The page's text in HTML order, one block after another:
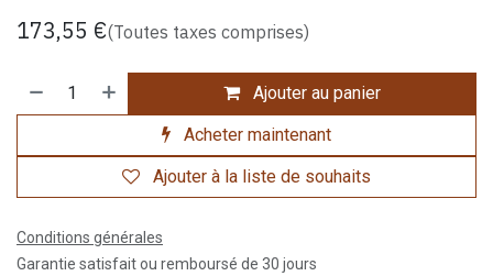
173,55 €(Toutes taxes comprises)
Ajouter au panier
Acheter maintenant
Ajouter à la liste de souhaits
Conditions générales
Garantie satisfait ou remboursé de 30 jours